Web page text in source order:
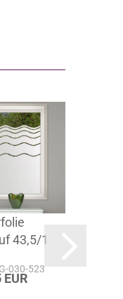
43,5/1
030-523